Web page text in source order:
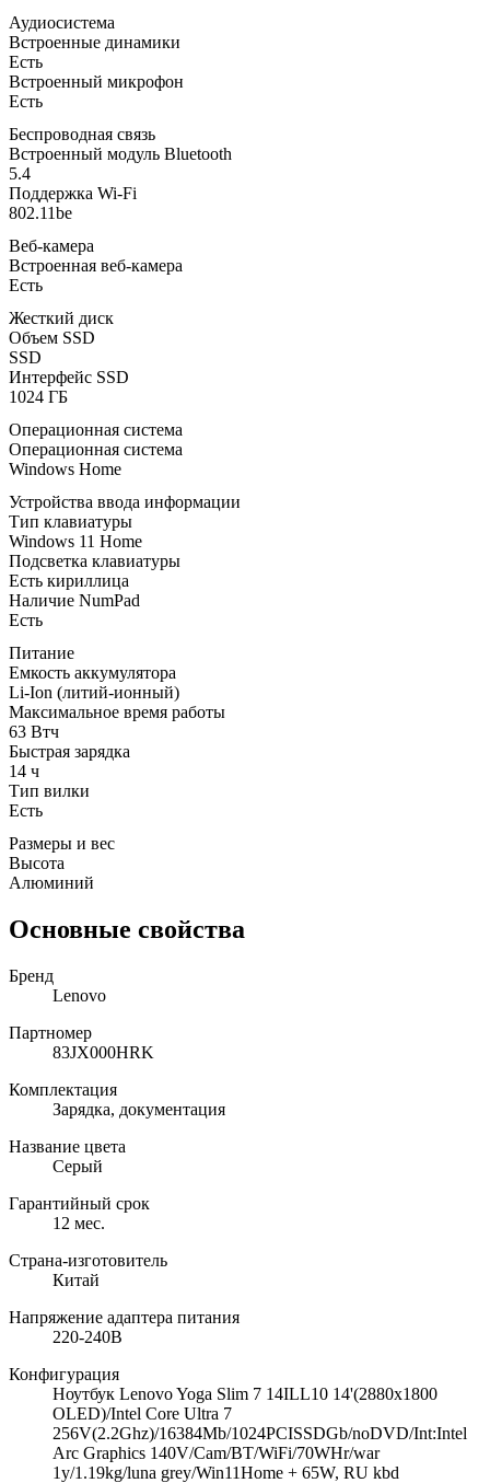
Аудиосистема
Встроенные динамики
Есть
Встроенный микрофон
Есть
Беспроводная связь
Встроенный модуль Bluetooth
5.4
Поддержка Wi-Fi
802.11be
Веб-камера
Встроенная веб-камера
Есть
Жесткий диск
Объем SSD
SSD
Интерфейс SSD
1024 ГБ
Операционная система
Операционная система
Windows Home
Устройства ввода информации
Тип клавиатуры
Windows 11 Home
Подсветка клавиатуры
Есть кириллица
Наличие NumPad
Есть
Питание
Емкость аккумулятора
Li-Ion (литий-ионный)
Максимальное время работы
63 Втч
Быстрая зарядка
14 ч
Тип вилки
Есть
Размеры и вес
Высота
Алюминий
Основные свойства
Бренд
Lenovo
Партномер
83JX000HRK
Комплектация
Зарядка, документация
Название цвета
Серый
Гарантийный срок
12 мес.
Страна-изготовитель
Китай
Напряжение адаптера питания
220-240В
Конфигурация
Ноутбук Lenovo Yoga Slim 7 14ILL10 14'(2880x1800
OLED)/Intel Core Ultra 7
256V(2.2Ghz)/16384Mb/1024PCISSDGb/noDVD/Int:Intel
Arc Graphics 140V/Cam/BT/WiFi/70WHr/war
1y/1.19kg/luna grey/Win11Home + 65W, RU kbd